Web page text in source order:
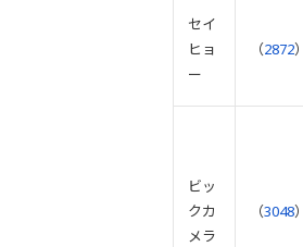
セイ
ヒョ
ー
（2872）
ビッ
クカ
メラ
（3048）